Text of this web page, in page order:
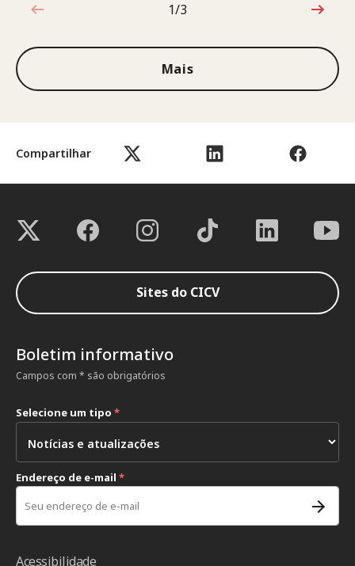
Compartilhar
1 de 3
1/3
Mais
Sites do CICV
Boletim informativo
Campos com * são obrigatórios
Selecione um tipo *
Endereço de e-mail *
Acessibilidade